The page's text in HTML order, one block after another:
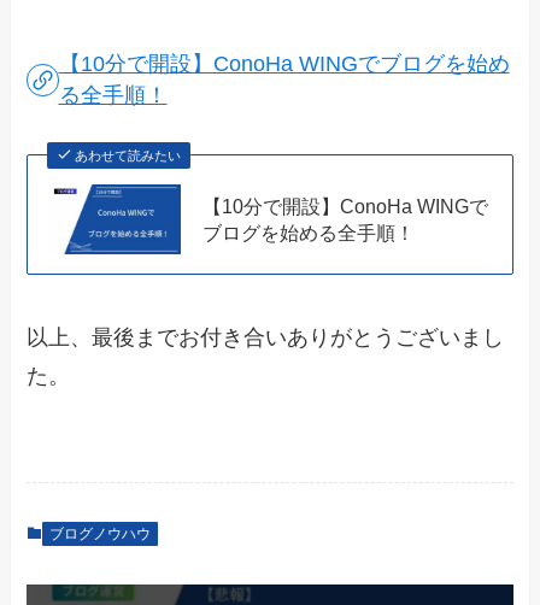
【10分で開設】ConoHa WINGでブログを始め
る全手順！
あわせて読みたい
【10分で開設】ConoHa WINGで
ブログを始める全手順！
以上、最後までお付き合いありがとうございまし
た。
ブログノウハウ